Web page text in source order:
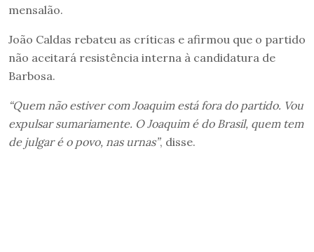
mensalão.
João Caldas rebateu as críticas e afirmou que o partido
não aceitará resistência interna à candidatura de
Barbosa.
“Quem não estiver com Joaquim está fora do partido. Vou
expulsar sumariamente. O Joaquim é do Brasil, quem tem
de julgar é o povo, nas urnas”, disse.